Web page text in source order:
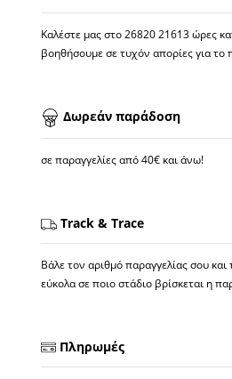
Καλέστε μας στο26820 21613ώρες
βοηθήσουμε σε τυχόν απορίες για το
Δωρεάν παράδοση
σε παραγγελίες από 40€ και άνω!
Track & Trace
Βάλε τον αριθμό παραγγελίας σου και
εύκολα σε ποιο στάδιο βρίσκεται η
Πληρωμές